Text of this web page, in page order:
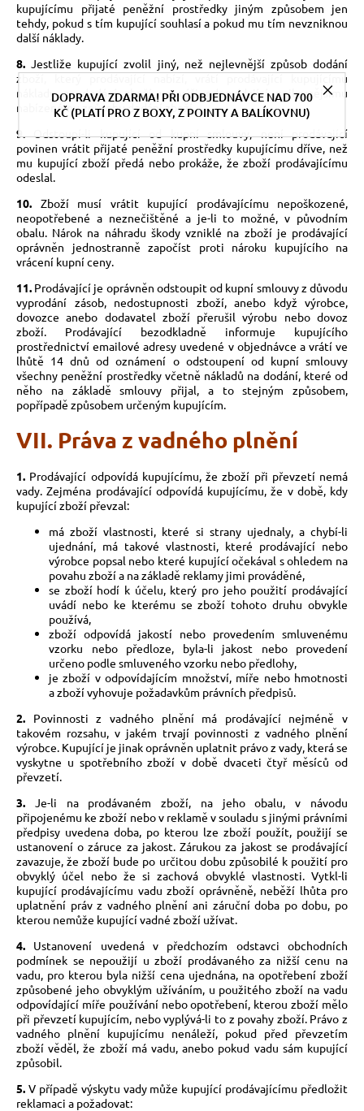
DOPRAVA ZDARMA! PŘI ODBJEDNÁVCE NAD 700
KČ (PLATÍ PRO Z BOXY, Z POINTY A BALÍKOVNU)
kupujícímu přijaté peněžní prostředky jiným způsobem jen
tehdy, pokud s tím kupující souhlasí a pokud mu tím nevzniknou
další náklady.
8. Jestliže kupující zvolil jiný, než nejlevnější způsob dodání
zboží, který prodávající nabízí, vrátí prodávající kupujícímu
náklady na dodání zboží ve výši odpovídající nejlevnějšímu
nabízenému způsobu dodání zboží.
9.Odstoupí-li kupující od kupní smlouvy, není prodávající
povinen vrátit přijaté peněžní prostředky kupujícímu dříve, než
mu kupující zboží předá nebo prokáže, že zboží prodávajícímu
odeslal.
10. Zboží musí vrátit kupující prodávajícímu nepoškozené,
neopotřebené a neznečištěné a je-li to možné, v původním
obalu. Nárok na náhradu škody vzniklé na zboží je prodávající
oprávněn jednostranně započíst proti nároku kupujícího na
vrácení kupní ceny.
11. Prodávající je oprávněn odstoupit od kupní smlouvy z důvodu
vyprodání zásob, nedostupnosti zboží, anebo když výrobce,
dovozce anebo dodavatel zboží přerušil výrobu nebo dovoz
zboží. Prodávající bezodkladně informuje kupujícího
prostřednictví emailové adresy uvedené v objednávce a vrátí ve
lhůtě 14 dnů od oznámení o odstoupení od kupní smlouvy
všechny peněžní prostředky včetně nákladů na dodání, které od
něho na základě smlouvy přijal, a to stejným způsobem,
popřípadě způsobem určeným kupujícím.
VII. Práva z vadného plnění
1. Prodávající odpovídá kupujícímu, že zboží při převzetí nemá
vady. Zejména prodávající odpovídá kupujícímu, že v době, kdy
kupující zboží převzal:
má zboží vlastnosti, které si strany ujednaly, a chybí-li
ujednání, má takové vlastnosti, které prodávající nebo
výrobce popsal nebo které kupující očekával s ohledem na
povahu zboží a na základě reklamy jimi prováděné,
se zboží hodí k účelu, který pro jeho použití prodávající
uvádí nebo ke kterému se zboží tohoto druhu obvykle
používá,
zboží odpovídá jakostí nebo provedením smluvenému
vzorku nebo předloze, byla-li jakost nebo provedení
určeno podle smluveného vzorku nebo předlohy,
je zboží v odpovídajícím množství, míře nebo hmotnosti
a zboží vyhovuje požadavkům právních předpisů.
2. Povinnosti z vadného plnění má prodávající nejméně v
takovém rozsahu, v jakém trvají povinnosti z vadného plnění
výrobce. Kupující je jinak oprávněn uplatnit právo z vady, která se
vyskytne u spotřebního zboží v době dvaceti čtyř měsíců od
převzetí.
3. Je-li na prodávaném zboží, na jeho obalu, v návodu
připojenému ke zboží nebo v reklamě v souladu s jinými právními
předpisy uvedena doba, po kterou lze zboží použít, použijí se
ustanovení o záruce za jakost. Zárukou za jakost se prodávající
zavazuje, že zboží bude po určitou dobu způsobilé k použití pro
obvyklý účel nebo že si zachová obvyklé vlastnosti. Vytkl-li
kupující prodávajícímu vadu zboží oprávněně, neběží lhůta pro
uplatnění práv z vadného plnění ani záruční doba po dobu, po
kterou nemůže kupující vadné zboží užívat.
4. Ustanovení uvedená v předchozím odstavci obchodních
podmínek se nepoužijí u zboží prodávaného za nižší cenu na
vadu, pro kterou byla nižší cena ujednána, na opotřebení zboží
způsobené jeho obvyklým užíváním, u použitého zboží na vadu
odpovídající míře používání nebo opotřebení, kterou zboží mělo
při převzetí kupujícím, nebo vyplývá-li to z povahy zboží. Právo z
vadného plnění kupujícímu nenáleží, pokud před převzetím
zboží věděl, že zboží má vadu, anebo pokud vadu sám kupující
způsobil.
5. V případě výskytu vady může kupující prodávajícímu předložit
reklamaci a požadovat: